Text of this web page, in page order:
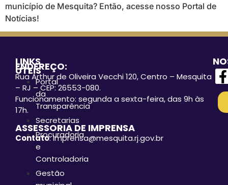
município de Mesquita? Então, acesse nosso Portal de
Notícias!
LINKS
ÚTEIS
Portal
da
Transparência
Secretarias
Procuradoria
e
Controladoria
Gestão
ENDEREÇO:
Rua Arthur de Oliveira Vecchi 120, Centro – Mesquita
– RJ – CEP: 26553-080.
Funcionamento: segunda a sexta-feira, das 9h às
17h.
ASSESSORIA DE IMPRENSA
Contato: imprensa@mesquita.rj.gov.br